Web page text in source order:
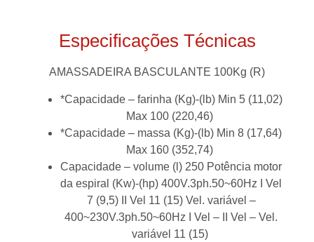
Especificações Técnicas
AMASSADEIRA BASCULANTE 100Kg (R)
*Capacidade – farinha (Kg)-(lb) Min 5 (11,02)
Max 100 (220,46)
*Capacidade – massa (Kg)-(lb) Min 8 (17,64)
Max 160 (352,74)
Capacidade – volume (l) 250 Potência motor
da espiral (Kw)-(hp) 400V.3ph.50~60Hz I Vel
7 (9,5) II Vel 11 (15) Vel. variável –
400~230V.3ph.50~60Hz I Vel – II Vel – Vel.
variável 11 (15)